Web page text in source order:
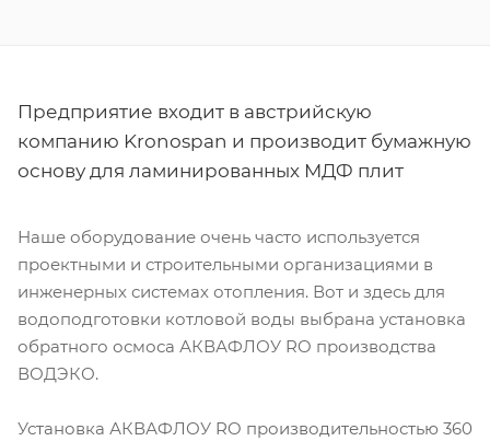
Предприятие входит в австрийскую
компанию Kronospan и производит бумажную
основу для ламинированных МДФ плит
Наше оборудование очень часто используется
проектными и строительными организациями в
инженерных системах отопления. Вот и здесь для
водоподготовки котловой воды выбрана установка
обратного осмоса АКВАФЛОУ RO производства
ВОДЭКО.
Установка АКВАФЛОУ RO производительностью 360